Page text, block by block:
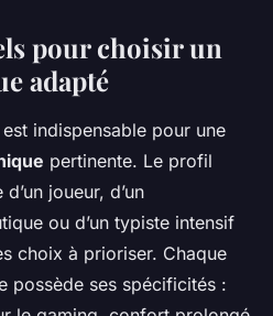
pour choisir un
adapté
indispensable pour une
pertinente. Le profil
joueur, d’un
ou d’un typiste intensif
choix à prioriser. Chaque
possède ses spécificités :